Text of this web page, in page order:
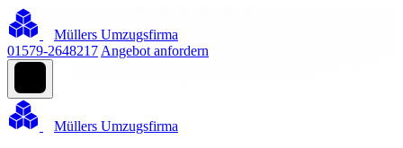
Müllers Umzugsfirma
01579-2648217 Angebot anfordern
Müllers Umzugsfirma